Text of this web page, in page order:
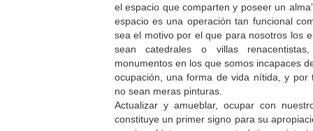
el espacio que comparten y poseer un
espacio es una operación tan funcional
sea el motivo por el que para nosotros los
sean catedrales o villas
monumentos en los que somos incapaces
ocupación, una forma de vida nítida, y por
no sean meras pinturas.
Actualizar y amueblar, ocupar con
constituye un primer signo para su